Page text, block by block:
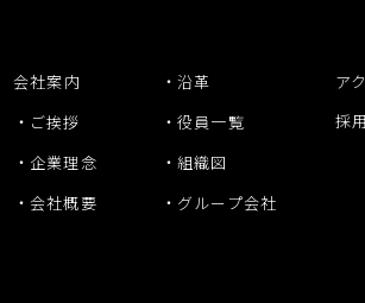
会社案内
ご挨拶
企業理念
会社概要
沿革
役員一覧
組織図
グループ会社
ア
採